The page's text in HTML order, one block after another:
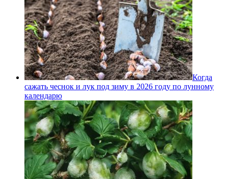
Когда
сажать чеснок и лук под зиму в 2026 году по лунному
календарю